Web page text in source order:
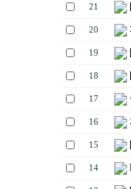
21
20
19
18
17
16
15
14